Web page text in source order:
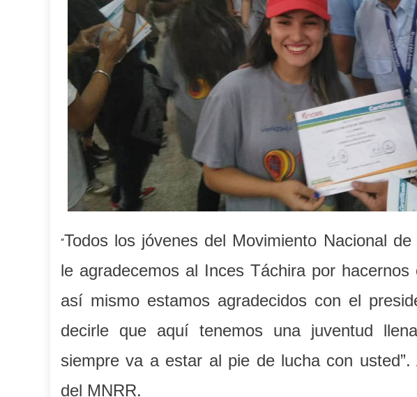
“Todos los jóvenes del Movimiento Nacional
le agradecemos al Inces Táchira por
así mismo estamos agradecidos con el
decirle que aquí tenemos una juventud
siempre va a estar al pie de lucha con
del MNRR.